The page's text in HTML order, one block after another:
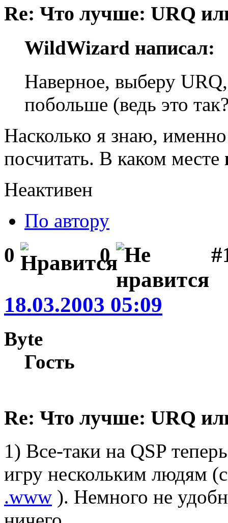
Re: Что лучше: URQ
WildWizard написал:
Наверное, выберу
побольше (ведь это
Насколько я знаю,
посчитать. В каком месте
Неактивен
По автору
0 0
18.03.2003 05:09
Byte
Гость
Re: Что лучше: URQ
1) Все-таки на QSP
игру нескольким людям
.www ). Немного не